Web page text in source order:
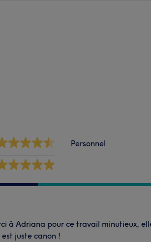
Personnel
à Adriana pour ce travail minutieux,
juste canon !